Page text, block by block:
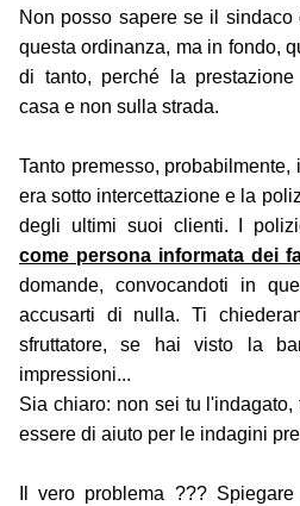
Non posso sapere se il
questa ordinanza, ma in fondo,
di tanto, perché la
casa e non sulla strada.
Tanto premesso,
era sotto intercettazione e la
degli ultimi suoi clienti. I
come persona informata dei
domande, convocandoti in
accusarti di nulla. Ti
sfruttatore, se hai visto la
impressioni...
Sia chiaro: non sei tu
essere di aiuto per le indagini
Il vero problema ???